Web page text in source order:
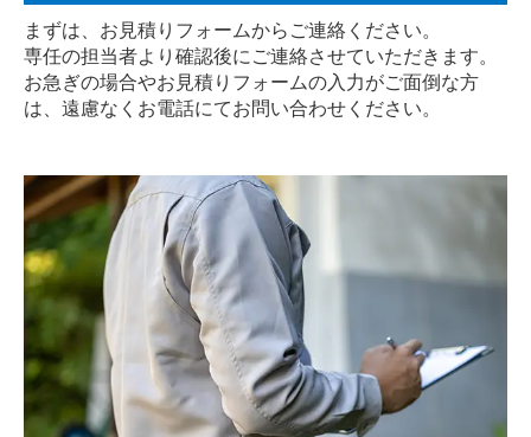
まずは、お見積りフォームからご連絡ください。
専任の担当者より確認後にご連絡させていただきます。
お急ぎの場合やお見積りフォームの入力がご面倒な方
は、遠慮なく お電話にてお問い合わせください。